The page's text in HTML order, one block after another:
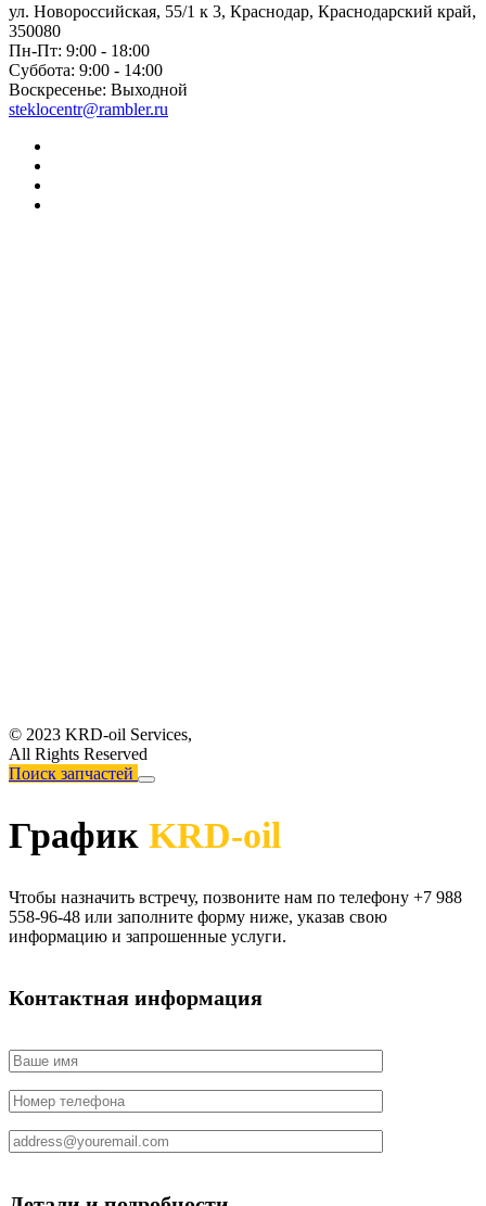
ул. Новороссийская, 55/1 к 3, Краснодар, Краснодарский край,
350080
Пн-Пт: 9:00 - 18:00
Суббота: 9:00 - 14:00
Воскресенье: Выходной
steklocentr@rambler.ru
© 2023 KRD-oil Services,
All Rights Reserved
Поиск запчастей
График KRD-oil
Чтобы назначить встречу, позвоните нам по телефону +7 988
558-96-48 или заполните форму ниже, указав свою
информацию и запрошенные услуги.
Контактная информация